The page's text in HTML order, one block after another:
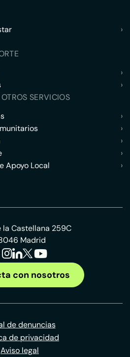
›
›
›
SERVICIOS
›
›
›
›
Apoyo Local
›
la Castellana 259C
Madrid
con nosotros
de denuncias
de privacidad
Aviso legal